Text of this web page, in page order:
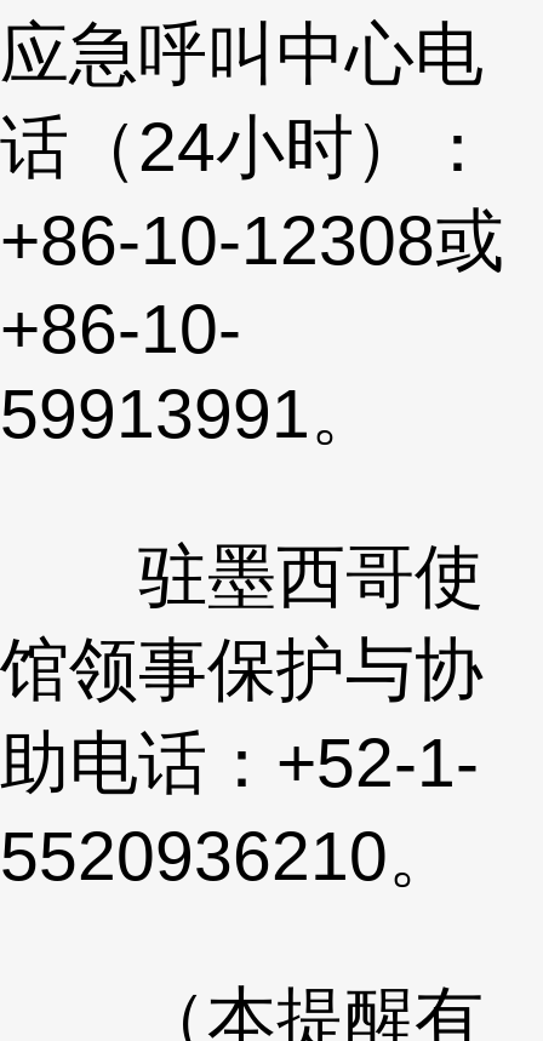
应急呼叫中心电
话（24小时）：
+86-10-12308或
+86-10-
59913991。
驻墨西哥使
馆领事保护与协
助电话：+52-1-
5520936210。
（本提醒有